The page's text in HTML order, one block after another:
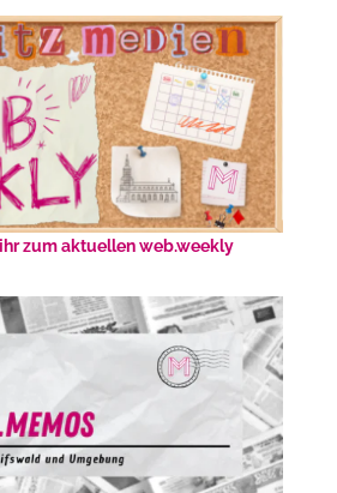
zum aktuellen web.weekly